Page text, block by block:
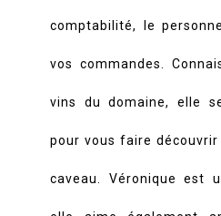
comptabilité, le
vos commandes.
vins du domaine, elle
pour vous faire
caveau. Véronique est